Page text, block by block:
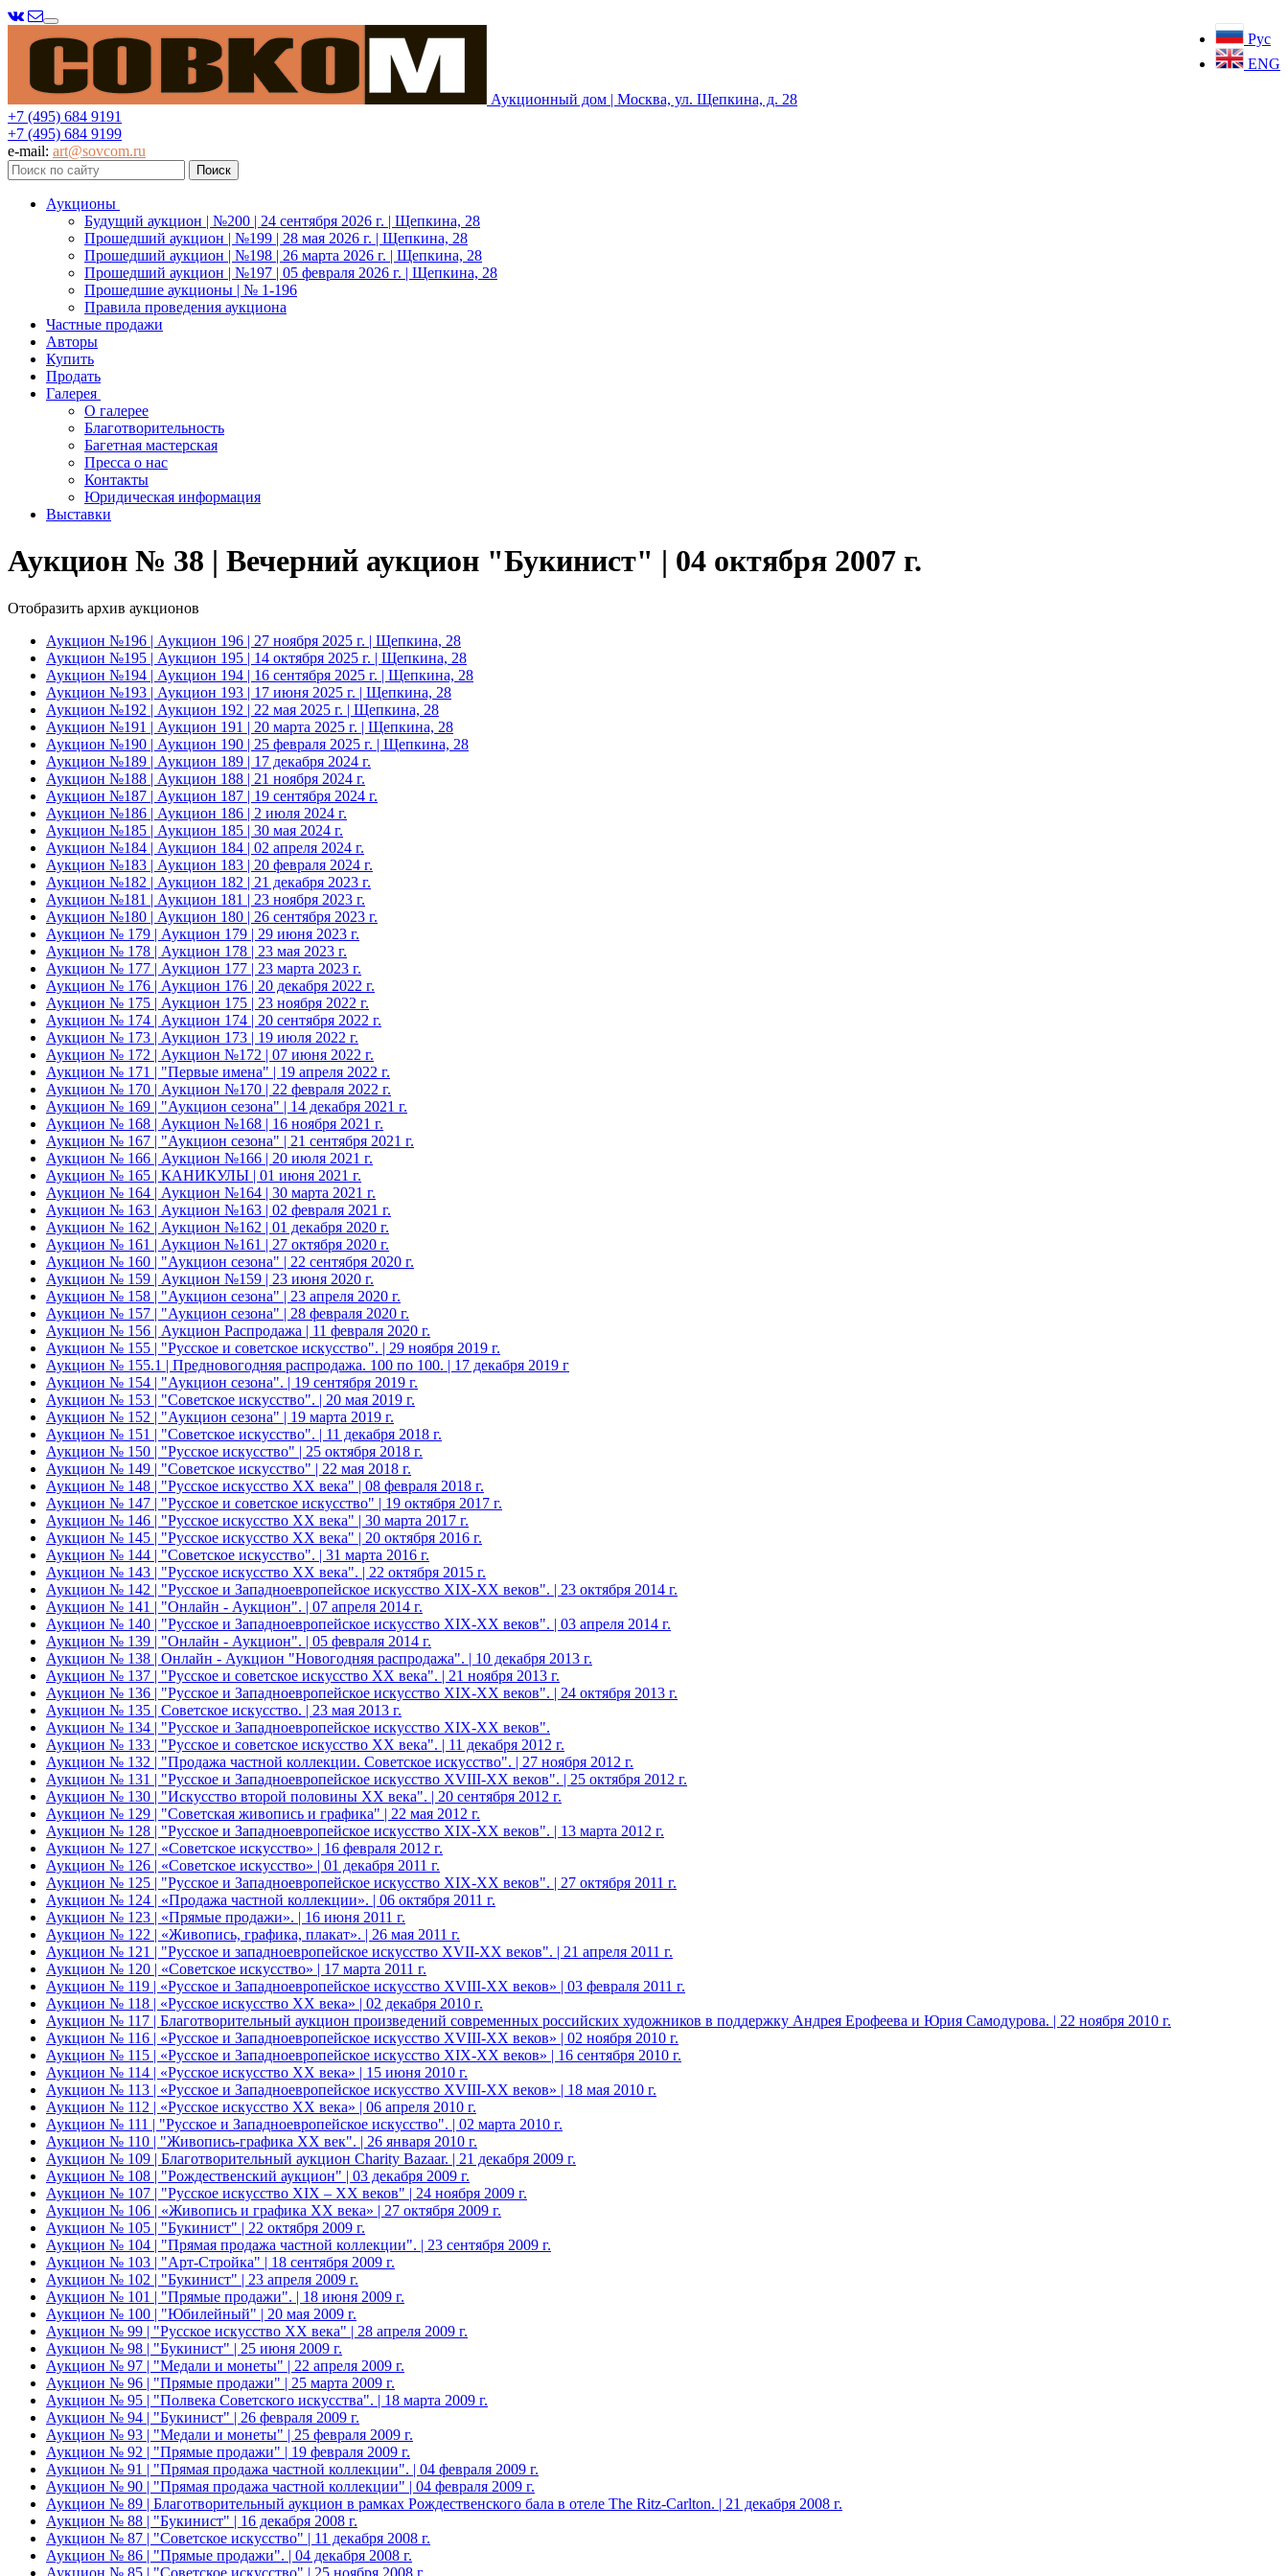
Рус
ENG
Меню
Аукционный дом | Москва, ул. Щепкина, д. 28
+7 (495) 684 9191
+7 (495) 684 9199
e-mail: art@sovcom.ru
Аукционы
Будущий аукцион | №200 | 24 сентября 2026 г. | Щепкина, 28
Прошедший аукцион | №199 | 28 мая 2026 г. | Щепкина, 28
Прошедший аукцион | №198 | 26 марта 2026 г. | Щепкина, 28
Прошедший аукцион | №197 | 05 февраля 2026 г. | Щепкина, 28
Прошедшие аукционы | № 1-196
Правила проведения аукциона
Частные продажи
Авторы
Купить
Продать
Галерея
О галерее
Благотворительность
Багетная мастерская
Пресса о нас
Контакты
Юридическая информация
Выставки
Аукцион № 38 | Вечерний аукцион "Букинист" | 04 октября 2007 г.
Отобразить архив аукционов
Аукцион №196 | Аукцион 196 | 27 ноября 2025 г. | Щепкина, 28
Аукцион №195 | Аукцион 195 | 14 октября 2025 г. | Щепкина, 28
Аукцион №194 | Аукцион 194 | 16 сентября 2025 г. | Щепкина, 28
Аукцион №193 | Аукцион 193 | 17 июня 2025 г. | Щепкина, 28
Аукцион №192 | Аукцион 192 | 22 мая 2025 г. | Щепкина, 28
Аукцион №191 | Аукцион 191 | 20 марта 2025 г. | Щепкина, 28
Аукцион №190 | Аукцион 190 | 25 февраля 2025 г. | Щепкина, 28
Аукцион №189 | Аукцион 189 | 17 декабря 2024 г.
Аукцион №188 | Аукцион 188 | 21 ноября 2024 г.
Аукцион №187 | Аукцион 187 | 19 сентября 2024 г.
Аукцион №186 | Аукцион 186 | 2 июля 2024 г.
Аукцион №185 | Аукцион 185 | 30 мая 2024 г.
Аукцион №184 | Аукцион 184 | 02 апреля 2024 г.
Аукцион №183 | Аукцион 183 | 20 февраля 2024 г.
Аукцион №182 | Аукцион 182 | 21 декабря 2023 г.
Аукцион №181 | Аукцион 181 | 23 ноября 2023 г.
Аукцион №180 | Аукцион 180 | 26 сентября 2023 г.
Аукцион № 179 | Аукцион 179 | 29 июня 2023 г.
Аукцион № 178 | Аукцион 178 | 23 мая 2023 г.
Аукцион № 177 | Аукцион 177 | 23 марта 2023 г.
Аукцион № 176 | Аукцион 176 | 20 декабря 2022 г.
Аукцион № 175 | Аукцион 175 | 23 ноября 2022 г.
Аукцион № 174 | Аукцион 174 | 20 сентября 2022 г.
Аукцион № 173 | Аукцион 173 | 19 июля 2022 г.
Аукцион № 172 | Аукцион №172 | 07 июня 2022 г.
Аукцион № 171 | "Первые имена" | 19 апреля 2022 г.
Аукцион № 170 | Аукцион №170 | 22 февраля 2022 г.
Аукцион № 169 | "Аукцион сезона" | 14 декабря 2021 г.
Аукцион № 168 | Аукцион №168 | 16 ноября 2021 г.
Аукцион № 167 | "Аукцион сезона" | 21 сентября 2021 г.
Аукцион № 166 | Аукцион №166 | 20 июля 2021 г.
Аукцион № 165 | КАНИКУЛЫ | 01 июня 2021 г.
Аукцион № 164 | Аукцион №164 | 30 марта 2021 г.
Аукцион № 163 | Аукцион №163 | 02 февраля 2021 г.
Аукцион № 162 | Аукцион №162 | 01 декабря 2020 г.
Аукцион № 161 | Аукцион №161 | 27 октября 2020 г.
Аукцион № 160 | "Аукцион сезона" | 22 сентября 2020 г.
Аукцион № 159 | Аукцион №159 | 23 июня 2020 г.
Аукцион № 158 | "Аукцион сезона" | 23 апреля 2020 г.
Аукцион № 157 | "Аукцион сезона" | 28 февраля 2020 г.
Аукцион № 156 | Аукцион Распродажа | 11 февраля 2020 г.
Аукцион № 155 | "Русское и советское искусство". | 29 ноября 2019 г.
Аукцион № 155.1 | Предновогодняя распродажа. 100 по 100. | 17 декабря 2019 г
Аукцион № 154 | "Аукцион сезона". | 19 сентября 2019 г.
Аукцион № 153 | "Советское искусство". | 20 мая 2019 г.
Аукцион № 152 | "Аукцион сезона" | 19 марта 2019 г.
Аукцион № 151 | "Советское искусство". | 11 декабря 2018 г.
Аукцион № 150 | "Русское искусство" | 25 октября 2018 г.
Аукцион № 149 | "Советское искусство" | 22 мая 2018 г.
Аукцион № 148 | "Русское искусство ХХ века" | 08 февраля 2018 г.
Аукцион № 147 | "Русское и советское искусство" | 19 октября 2017 г.
Аукцион № 146 | "Русское искусство ХХ века" | 30 марта 2017 г.
Аукцион № 145 | "Русское искусство ХХ века" | 20 октября 2016 г.
Аукцион № 144 | "Советское искусство". | 31 марта 2016 г.
Аукцион № 143 | "Русское искусство ХХ века". | 22 октября 2015 г.
Аукцион № 142 | "Русское и Западноевропейское искусство XIX-ХХ веков". | 23 октября 2014 г.
Аукцион № 141 | "Онлайн - Аукцион". | 07 апреля 2014 г.
Аукцион № 140 | "Русское и Западноевропейское искусство XIX-ХХ веков". | 03 апреля 2014 г.
Аукцион № 139 | "Онлайн - Аукцион". | 05 февраля 2014 г.
Аукцион № 138 | Онлайн - Аукцион "Новогодняя распродажа". | 10 декабря 2013 г.
Аукцион № 137 | "Русское и советское искусство ХХ века". | 21 ноября 2013 г.
Аукцион № 136 | "Русское и Западноевропейское искусство XIX-ХХ веков". | 24 октября 2013 г.
Аукцион № 135 | Советское искусство. | 23 мая 2013 г.
Аукцион № 134 | "Русское и Западноевропейское искусство XIX-ХХ веков".
Аукцион № 133 | "Русское и советское искусство ХХ века". | 11 декабря 2012 г.
Аукцион № 132 | "Продажа частной коллекции. Советское искусство". | 27 ноября 2012 г.
Аукцион № 131 | "Русское и Западноевропейское искусство XVIII-ХХ веков". | 25 октября 2012 г.
Аукцион № 130 | "Искусство второй половины XX века". | 20 сентября 2012 г.
Аукцион № 129 | "Советская живопись и графика" | 22 мая 2012 г.
Аукцион № 128 | "Русское и Западноевропейское искусство XIX-ХХ веков". | 13 марта 2012 г.
Аукцион № 127 | «Советское искусство» | 16 февраля 2012 г.
Аукцион № 126 | «Советское искусство» | 01 декабря 2011 г.
Аукцион № 125 | "Русское и Западноевропейское искусство XIX-ХХ веков". | 27 октября 2011 г.
Аукцион № 124 | «Продажа частной коллекции». | 06 октября 2011 г.
Аукцион № 123 | «Прямые продажи». | 16 июня 2011 г.
Аукцион № 122 | «Живопись, графика, плакат». | 26 мая 2011 г.
Аукцион № 121 | "Русское и западноевропейское искусство XVII-XX веков". | 21 апреля 2011 г.
Аукцион № 120 | «Советское искусство» | 17 марта 2011 г.
Аукцион № 119 | «Русское и Западноевропейское искусство XVIII-ХХ веков» | 03 февраля 2011 г.
Аукцион № 118 | «Русское искусство ХХ века» | 02 декабря 2010 г.
Аукцион № 117 | Благотворительный аукцион произведений современных российских художников в поддержку Андрея Ерофеева и Юрия Самодурова. | 22 ноября 2010 г.
Аукцион № 116 | «Русское и Западноевропейское искусство XVIII-ХХ веков» | 02 ноября 2010 г.
Аукцион № 115 | «Русское и Западноевропейское искусство XIX-ХХ веков» | 16 сентября 2010 г.
Аукцион № 114 | «Русское искусство ХХ века» | 15 июня 2010 г.
Аукцион № 113 | «Русское и Западноевропейское искусство XVIII-ХХ веков» | 18 мая 2010 г.
Аукцион № 112 | «Русское искусство ХХ века» | 06 апреля 2010 г.
Аукцион № 111 | "Русское и Западноевропейское искусство". | 02 марта 2010 г.
Аукцион № 110 | "Живопись-графика ХХ век". | 26 января 2010 г.
Аукцион № 109 | Благотворительный аукцион Charity Bazaar. | 21 декабря 2009 г.
Аукцион № 108 | "Рождественский аукцион" | 03 декабря 2009 г.
Аукцион № 107 | "Русское искусство XIX – ХХ веков" | 24 ноября 2009 г.
Аукцион № 106 | «Живопись и графика ХХ века» | 27 октября 2009 г.
Аукцион № 105 | "Букинист" | 22 октября 2009 г.
Аукцион № 104 | "Прямая продажа частной коллекции". | 23 сентября 2009 г.
Аукцион № 103 | "Арт-Стройка" | 18 сентября 2009 г.
Аукцион № 102 | "Букинист" | 23 апреля 2009 г.
Аукцион № 101 | "Прямые продажи". | 18 июня 2009 г.
Аукцион № 100 | "Юбилейный" | 20 мая 2009 г.
Аукцион № 99 | "Русское искусство XX века" | 28 апреля 2009 г.
Аукцион № 98 | "Букинист" | 25 июня 2009 г.
Аукцион № 97 | "Медали и монеты" | 22 апреля 2009 г.
Аукцион № 96 | "Прямые продажи" | 25 марта 2009 г.
Аукцион № 95 | "Полвека Советского искусства". | 18 марта 2009 г.
Аукцион № 94 | "Букинист" | 26 февраля 2009 г.
Аукцион № 93 | "Медали и монеты" | 25 февраля 2009 г.
Аукцион № 92 | "Прямые продажи" | 19 февраля 2009 г.
Аукцион № 91 | "Прямая продажа частной коллекции". | 04 февраля 2009 г.
Аукцион № 90 | "Прямая продажа частной коллекции" | 04 февраля 2009 г.
Аукцион № 89 | Благотворительный аукцион в рамках Рождественского бала в отеле The Ritz-Carlton. | 21 декабря 2008 г.
Аукцион № 88 | "Букинист" | 16 декабря 2008 г.
Аукцион № 87 | "Советское искусство" | 11 декабря 2008 г.
Аукцион № 86 | "Прямые продажи". | 04 декабря 2008 г.
Аукцион № 85 | "Советское искусство" | 25 ноября 2008 г.